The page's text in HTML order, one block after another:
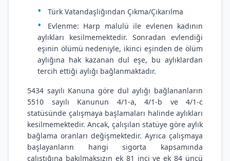
Türk Vatandaşlığından Çıkma/Çıkarılma
Evlenme: Harp malulü ile evlenen kadının
aylıkları kesilmemektedir. Sonradan evlendiği
eşinin ölümü nedeniyle, ikinci eşinden de ölüm
aylığına hak kazanan dul eşe, bu aylıklardan
tercih ettiği aylığı bağlanmaktadır.
5434 sayılı Kanuna göre dul aylığı bağlananların
5510 sayılı Kanunun 4/1-a, 4/1-b ve 4/1-c
statüsünde çalışmaya başlamaları halinde aylıkları
kesilmemektedir. Ancak, çalışılan statüye göre aylık
bağlama oranları değişmektedir. Ayrıca çalışmaya
başlayanların hangi sigorta kapsamında
çalıştığına bakılmaksızın ek 81 inci ve ek 84 üncü